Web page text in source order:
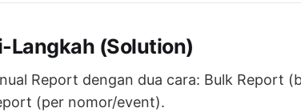
Langkah (Solution)
Report dengan dua cara: Bulk Report
(per nomor/event).